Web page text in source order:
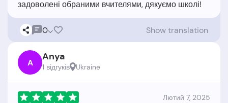
0 Show translation
A Anya
1 відгукiв Ukraine
Лютий 7, 2025